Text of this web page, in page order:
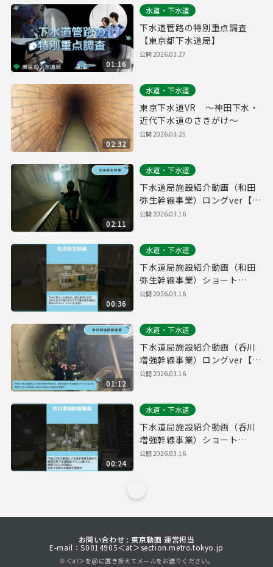
01:16
水道・下水道
下水道管路の特別重点調査
【東京都下水道局】
公開2026.03.27
02:32
水道・下水道
東京下水道VR ～神田下水・
近代下水道のさきがけ～
公開2026.03.25
02:11
水道・下水道
下水道局施設紹介動画（和田
弥生幹線事業）ロングver【東
京都下水道局】
公開2026.03.16
00:36
水道・下水道
下水道局施設紹介動画（和田
弥生幹線事業）ショート
ver【東京都下水道局】
公開2026.03.16
01:12
水道・下水道
下水道局施設紹介動画（呑川
増強幹線事業）ロングver【東
京都下水道局】
公開2026.03.16
00:24
水道・下水道
下水道局施設紹介動画（呑川
増強幹線事業）ショート
ver【東京都下水道局】
公開2026.03.16
お問い合わせ : 東京動画 運営担当
E-mail：S0014905＜at＞section.metro.tokyo.jp
※＜at＞を@に置き換えてメールをお送りください。